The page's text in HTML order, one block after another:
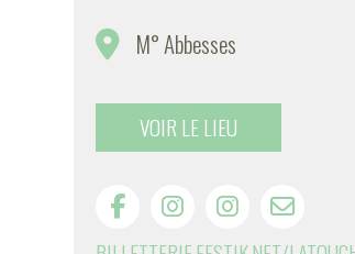
M° Abbesses
VOIR LE LIEU